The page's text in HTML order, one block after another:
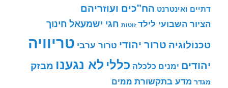
דתיים ואינטרנט הח"כים ועוזריהם
הציור השבועי לילד זוטות חגי ישמעאל חינוך
טכנולוגיה טרור יהודי טרור ערבי טריוויה
יהודים ימנים כלכלה כללי לא נגענו מבזק
מגדר מדע בתקשורת ממים